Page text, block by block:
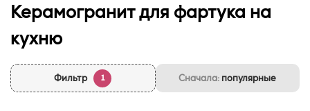
Керамогранит для фартука на
кухню
Фильтр 1 Сначала: популярные